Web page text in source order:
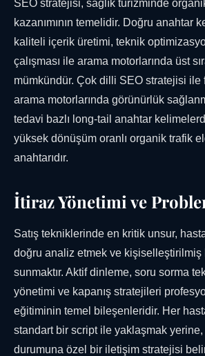
SEO stratejisi, sağlık turizminde
kazanımının temelidir. Doğru anahtar
kaliteli içerik üretimi, teknik
çalışması ile arama motorlarında üst
mümkündür. Çok dilli SEO stratejisi ile
arama motorlarında görünürlük
tedavi bazlı long-tail anahtar
yüksek dönüşüm oranlı organik trafik
anahtarıdır.
İtiraz Yönetimi ve
Satış tekniklerinde en kritik unsur,
doğru analiz etmek ve kişiselleştirilmiş
sunmaktır. Aktif dinleme, soru sorma
yönetimi ve kapanış stratejileri
eğitiminin temel bileşenleridir. Her
standart bir script ile yaklaşmak yerine,
durumuna özel bir iletişim stratejisi